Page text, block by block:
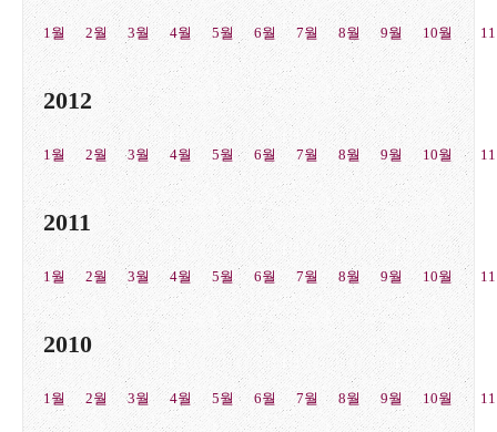
1월 2월 3월 4월 5월 6월 7월 8월 9월 10월
2012
1월 2월 3월 4월 5월 6월 7월 8월 9월 10월
2011
1월 2월 3월 4월 5월 6월 7월 8월 9월 10월
2010
1월 2월 3월 4월 5월 6월 7월 8월 9월 10월